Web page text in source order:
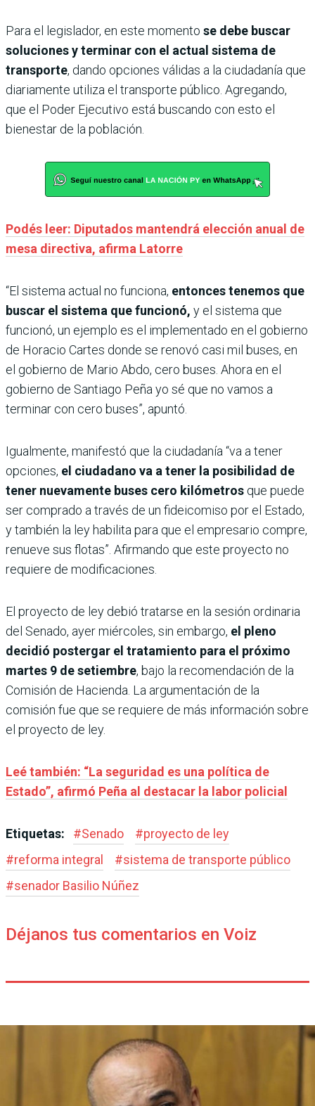
Para el legislador, en este momento se debe buscar
soluciones y terminar con el actual sistema de
transporte, dando opciones válidas a la ciudadanía que
diariamente utiliza el transporte público. Agregando,
que el Poder Ejecutivo está buscando con esto el
bienestar de la población.
Podés leer: Diputados mantendrá elección anual de
mesa directiva, afirma Latorre
“El sistema actual no funciona, entonces tenemos que
buscar el sistema que funcionó, y el sistema que
funcionó, un ejemplo es el implementado en el gobierno
de Horacio Cartes donde se renovó casi mil buses, en
el gobierno de Mario Abdo, cero buses. Ahora en el
gobierno de Santiago Peña yo sé que no vamos a
terminar con cero buses”, apuntó.
Igualmente, manifestó que la ciudadanía “va a tener
opciones, el ciudadano va a tener la posibilidad de
tener nuevamente buses cero kilómetros que puede
ser comprado a través de un fideicomiso por el Estado,
y también la ley habilita para que el empresario compre,
renueve sus flotas”. Afirmando que este proyecto no
requiere de modificaciones.
El proyecto de ley debió tratarse en la sesión ordinaria
del Senado, ayer miércoles, sin embargo, el pleno
decidió postergar el tratamiento para el próximo
martes 9 de setiembre, bajo la recomendación de la
Comisión de Hacienda. La argumentación de la
comisión fue que se requiere de más información sobre
el proyecto de ley.
Leé también: “La seguridad es una política de
Estado”, afirmó Peña al destacar la labor policial
Etiquetas: #Senado #proyecto de ley
#reforma integral #sistema de transporte público
#senador Basilio Núñez
Déjanos tus comentarios en Voiz